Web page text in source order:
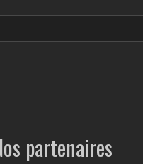
partenaires